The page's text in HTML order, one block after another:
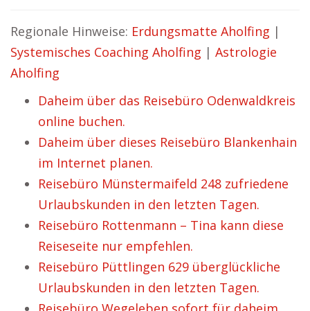
Regionale Hinweise: Erdungsmatte Aholfing |
Systemisches Coaching Aholfing | Astrologie
Aholfing
Daheim über das Reisebüro Odenwaldkreis
online buchen.
Daheim über dieses Reisebüro Blankenhain
im Internet planen.
Reisebüro Münstermaifeld 248 zufriedene
Urlaubskunden in den letzten Tagen.
Reisebüro Rottenmann – Tina kann diese
Reiseseite nur empfehlen.
Reisebüro Püttlingen 629 überglückliche
Urlaubskunden in den letzten Tagen.